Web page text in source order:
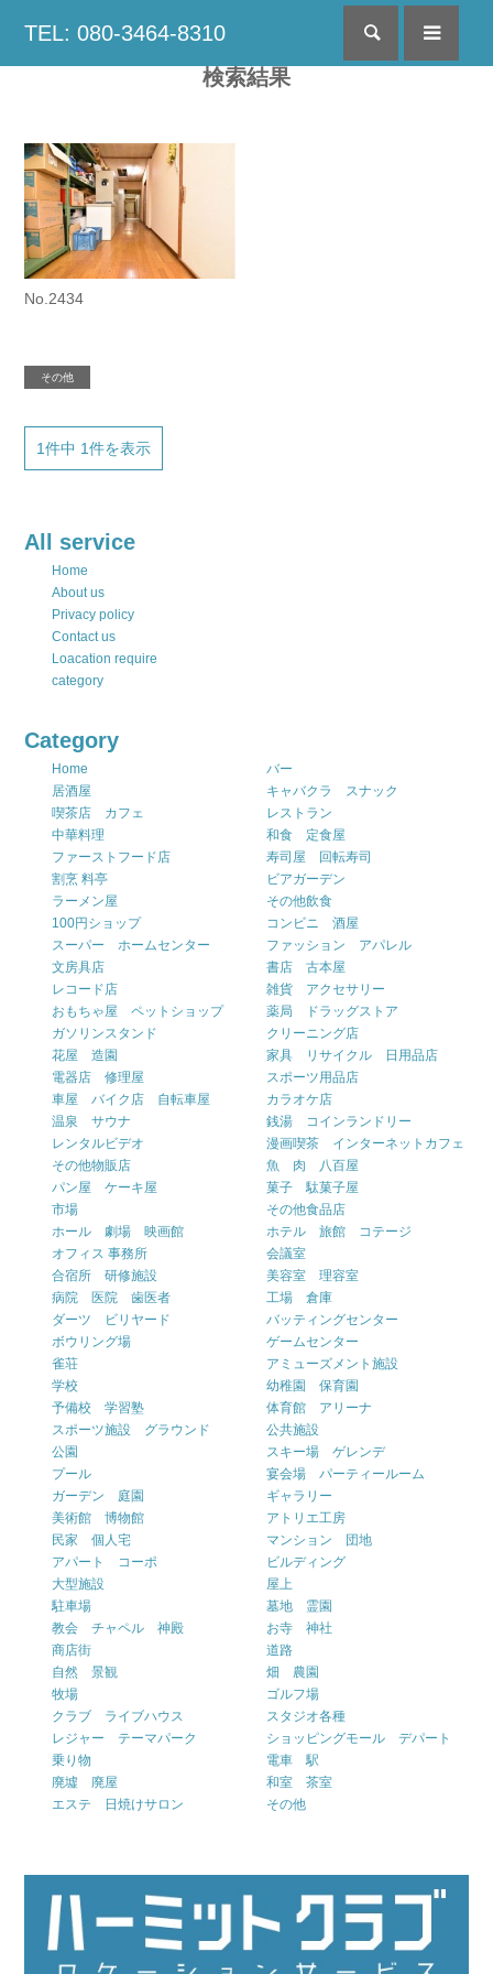
TEL: 080-3464-8310 検索
検索結果
No.2434
その他
1件中 1件を表示
All service
Home
About us
Privacy policy
Contact us
Loacation require
category
Category
Home
バー
居酒屋
キャバクラ スナック
喫茶店 カフェ
レストラン
中華料理
和食 定食屋
ファーストフード店
寿司屋 回転寿司
割烹 料亭
ビアガーデン
ラーメン屋
その他飲食
100円ショップ
コンビニ 酒屋
スーパー ホームセンター
ファッション アパレル
文房具店
書店 古本屋
レコード店
雑貨 アクセサリー
おもちゃ屋 ペットショップ
薬局 ドラッグストア
ガソリンスタンド
クリーニング店
花屋 造園
家具 リサイクル 日用品店
電器店 修理屋
スポーツ用品店
車屋 バイク店 自転車屋
カラオケ店
温泉 サウナ
銭湯 コインランドリー
レンタルビデオ
漫画喫茶 インターネットカフェ
その他物販店
魚 肉 八百屋
パン屋 ケーキ屋
菓子 駄菓子屋
市場
その他食品店
ホール 劇場 映画館
ホテル 旅館 コテージ
オフィス 事務所
会議室
合宿所 研修施設
美容室 理容室
病院 医院 歯医者
工場 倉庫
ダーツ ビリヤード
バッティングセンター
ボウリング場
ゲームセンター
雀荘
アミューズメント施設
学校
幼稚園 保育園
予備校 学習塾
体育館 アリーナ
スポーツ施設 グラウンド
公共施設
公園
スキー場 ゲレンデ
プール
宴会場 パーティールーム
ガーデン 庭園
ギャラリー
美術館 博物館
アトリエ工房
民家 個人宅
マンション 団地
アパート コーポ
ビルディング
大型施設
屋上
駐車場
墓地 霊園
教会 チャペル 神殿
お寺 神社
商店街
道路
自然 景観
畑 農園
牧場
ゴルフ場
クラブ ライブハウス
スタジオ各種
レジャー テーマパーク
ショッピングモール デパート
乗り物
電車 駅
廃墟 廃屋
和室 茶室
エステ 日焼けサロン
その他